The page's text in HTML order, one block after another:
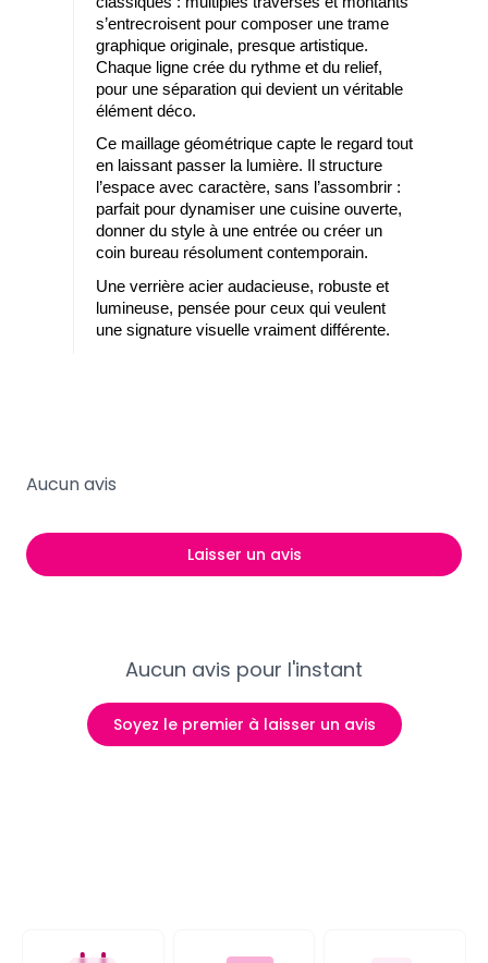
s’entrecroisent pour composer une trame
graphique originale, presque artistique.
Chaque ligne crée du rythme et du relief,
pour une séparation qui devient un véritable
élément déco.
Ce maillage géométrique capte le regard tout
en laissant passer la lumière. Il structure
l’espace avec caractère, sans l’assombrir :
parfait pour dynamiser une cuisine ouverte,
donner du style à une entrée ou créer un
coin bureau résolument contemporain.
Une verrière acier audacieuse, robuste et
lumineuse, pensée pour ceux qui veulent
une signature visuelle vraiment différente.
Aucun avis pour l'instant
Soyez le premier à laisser un avis
Aucun avis
Laisser un avis